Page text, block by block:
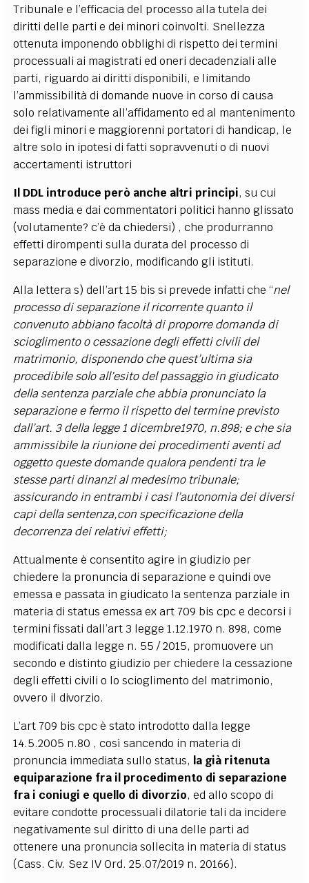
Tribunale e l’efficacia del processo alla tutela dei
diritti delle parti e dei minori coinvolti. Snellezza
ottenuta imponendo obblighi di rispetto dei termini
processuali ai magistrati ed oneri decadenziali alle
parti, riguardo ai diritti disponibili, e limitando
l’ammissibilità di domande nuove in corso di causa
solo relativamente all’affidamento ed al mantenimento
dei figli minori e maggiorenni portatori di handicap, le
altre solo in ipotesi di fatti sopravvenuti o di nuovi
accertamenti istruttori
Il DDL introduce però anche altri principi, su cui
mass media e dai commentatori politici hanno glissato
(volutamente? c’è da chiedersi) , che produrranno
effetti dirompenti sulla durata del processo di
separazione e divorzio, modificando gli istituti.
Alla lettera s) dell’art 15 bis si prevede infatti che “nel
processo di separazioneil ricorrente quanto il
convenuto abbiano facoltà di proporre domanda di
scioglimento o cessazione degli effetti civili del
matrimonio, disponendo che quest’ultima sia
procedibile solo all’esito del passaggio in giudicato
della sentenza parziale che abbia pronunciato la
separazione e fermo il rispetto del termine previsto
dall’art. 3 della legge 1 dicembre1970, n.898; e che sia
ammissibile la riunione dei procedimenti aventi ad
oggetto queste domande qualora pendenti tra le
stesse parti dinanzi al medesimo tribunale;
assicurando in entrambi i casi l’autonomia dei diversi
capi della sentenza,con specificazione della
decorrenza dei relativi effetti;
Attualmente è consentito agire in giudizio per
chiedere la pronuncia di separazione e quindi ove
emessa e passata in giudicato la sentenza parziale in
materia di status emessa ex art 709 bis cpc e decorsi i
termini fissati dall’art 3 legge 1.12.1970 n. 898, come
modificati dalla legge n. 55 / 2015, promuovere un
secondo e distinto giudizio per chiedere la cessazione
degli effetti civili o lo scioglimento del matrimonio,
ovvero il divorzio.
L’art 709 bis cpc è stato introdotto dalla legge
14.5.2005 n.80 , così sancendo in materia di
pronuncia immediata sullo status, la già ritenuta
equiparazione fra il procedimento di separazione
fra i coniugi e quello di divorzio, ed allo scopo di
evitare condotte processuali dilatorie tali da incidere
negativamente sul diritto di una delle parti ad
ottenere una pronuncia sollecita in materia di status
(Cass. Civ. Sez IV Ord. 25.07/2019 n. 20166).